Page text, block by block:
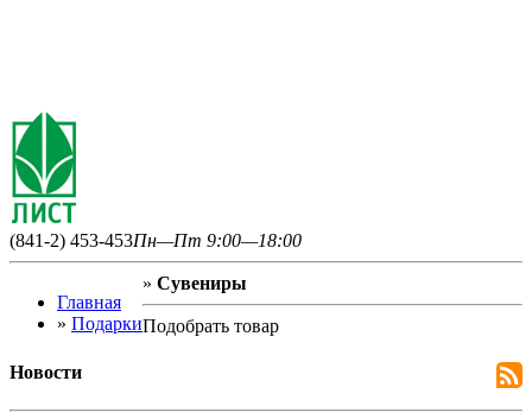
(841-2) 453-453Пн—Пт 9:00—18:00
Главная
» Подарки
» Сувениры
Подобрать товар
Новости